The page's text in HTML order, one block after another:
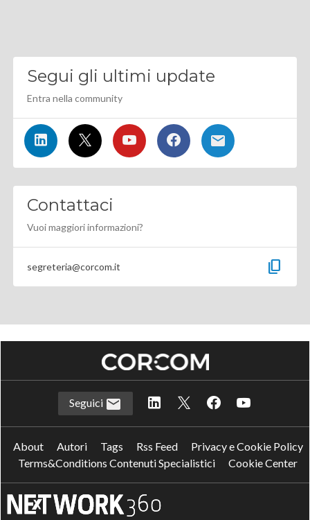
Segui gli ultimi update
Entra nella community
Contattaci
Vuoi maggiori informazioni?
segreteria@corcom.it content_copy
Seguici
About Autori Tags Rss Feed
Privacy e Cookie Policy
Terms&Conditions Contenuti Specialistici
Cookie Center